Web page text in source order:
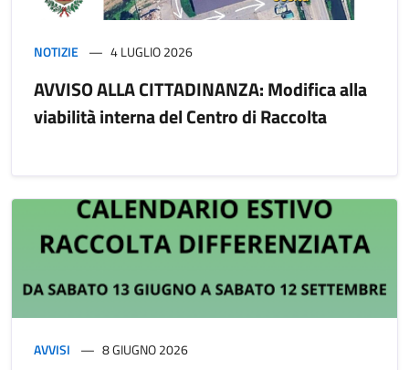
NOTIZIE 4 LUGLIO 2026
AVVISO ALLA CITTADINANZA: Modifica alla
viabilità interna del Centro di Raccolta
AVVISI 8 GIUGNO 2026